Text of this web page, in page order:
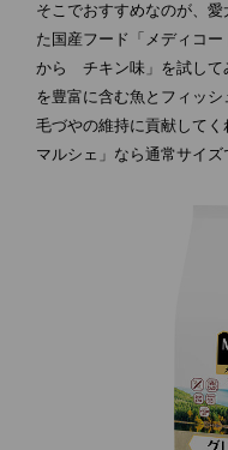
そこでおすすめなのが、
た国産フード「メディコ
から チキン味」を試して
を豊富に含む魚とフィッ
毛づやの維持に貢献して
マルシェ」なら通常サイズ